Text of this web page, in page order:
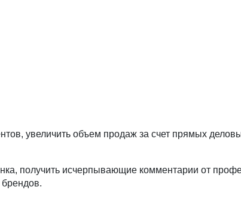
увеличить объем продаж за счет прямых
получить исчерпывающие комментарии от